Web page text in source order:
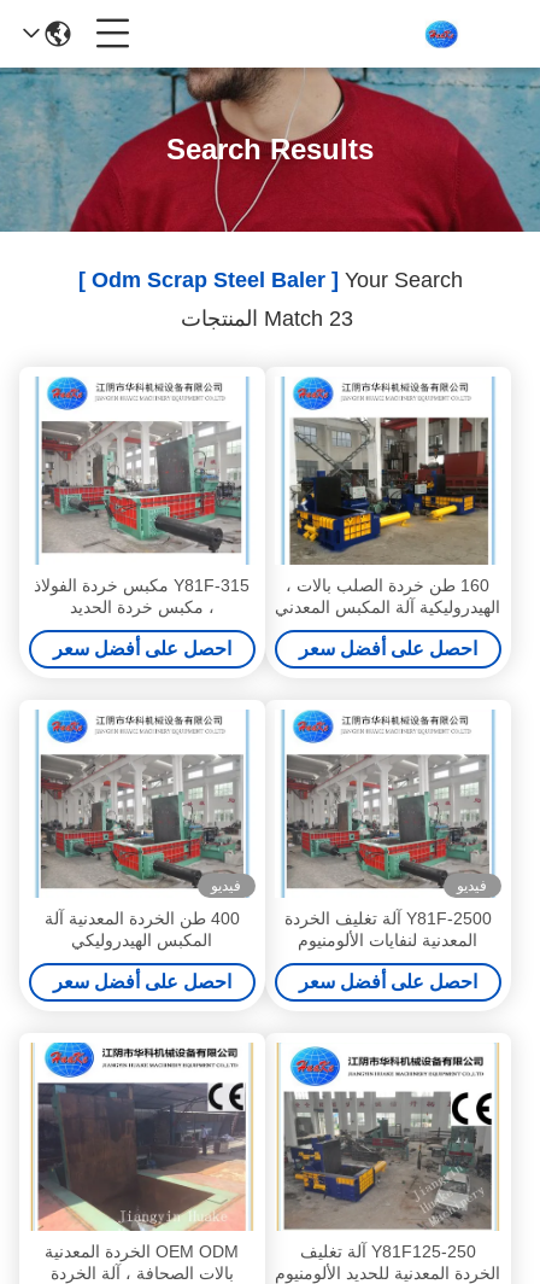
Search Results
Your Search
[ Odm Scrap Steel Baler ]
160 طن خردة الصلب بالات ،
الهيدروليكية آلة المكبس المعدني
احصل على أفضل سعر
Y81F-315 مكبس خردة الفولاذ
، مكبس خردة الحديد
الهيدروليكي
احصل على أفضل سعر
فيديو
Y81F-2500 آلة تغليف الخردة
المعدنية لنفايات الألومنيوم
والنحاس
احصل على أفضل سعر
فيديو
400 طن الخردة المعدنية آلة
المكبس الهيدروليكي
احصل على أفضل سعر
Y81F125-250 آلة تغليف
الخردة المعدنية للحديد الألومنيوم
OEM ODM الخردة المعدنية
بالات الصحافة ، آلة الخردة